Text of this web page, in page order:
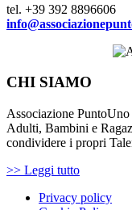
tel. +39 392 8896606
CHI SIAMO
Associazione PuntoUno
Adulti, Bambini e
condividere i propri
>> Leggi tutto
Privacy policy